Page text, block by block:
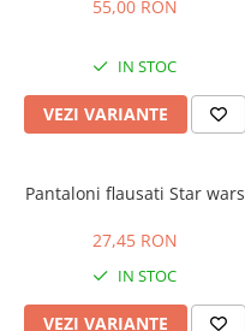
55,00 RON
IN STOC
VEZI VARIANTE
Pantaloni flausati Star wars
27,45 RON
IN STOC
VEZI VARIANTE